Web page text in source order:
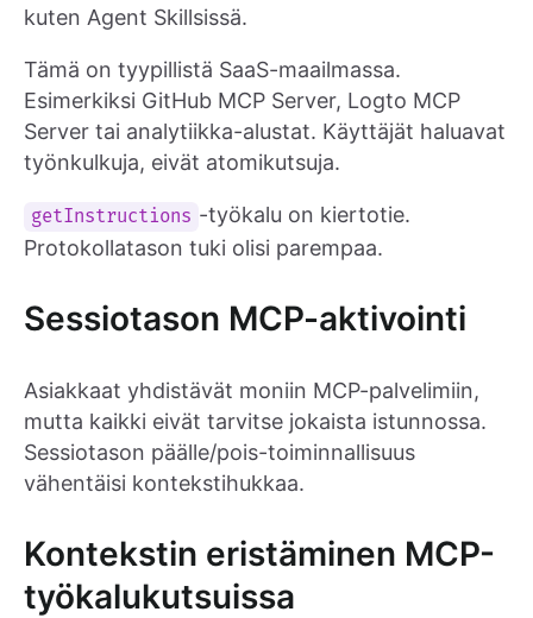
kuten Agent Skillsissä.
Tämä on tyypillistä SaaS-maailmassa.
Esimerkiksi GitHub MCP Server, Logto MCP
Server tai analytiikka-alustat. Käyttäjät haluavat
työnkulkuja, eivät atomikutsuja.
getInstructions -työkalu on kiertotie.
Protokollatason tuki olisi parempaa.
Sessiotason MCP-aktivointi
Asiakkaat yhdistävät moniin MCP-palvelimiin,
mutta kaikki eivät tarvitse jokaista istunnossa.
Sessiotason päälle/pois-toiminnallisuus
vähentäisi kontekstihukkaa.
Kontekstin eristäminen MCP-
työkalukutsuissa